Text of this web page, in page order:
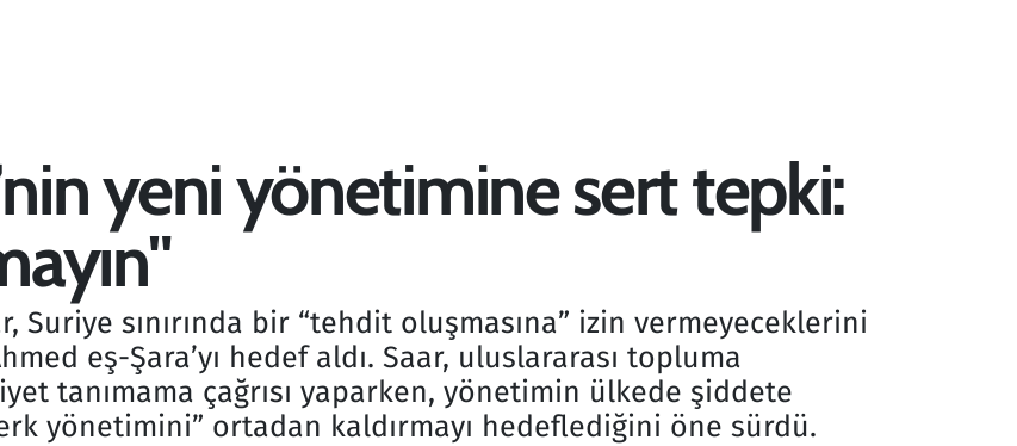
yeni yönetimine sert tepki:
Suriye sınırında bir “tehdit oluşmasına” izin vermeyeceklerini
eş-Şara’yı hedef aldı. Saar, uluslararası topluma
tanımama çağrısı yaparken, yönetimin ülkede şiddete
yönetimini” ortadan kaldırmayı hedeflediğini öne sürdü.